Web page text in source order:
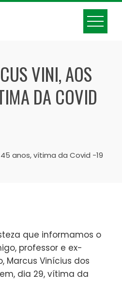
VINI, AOS
DA COVID
anos, vítima da Covid -19
que informamos o
professor e ex-
Marcus Vinícius dos
dia 29, vítima da